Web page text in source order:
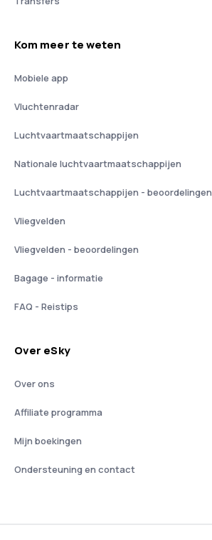
Kom meer te weten
Mobiele app
Vluchtenradar
Luchtvaartmaatschappijen
Nationale luchtvaartmaatschappijen
Luchtvaartmaatschappijen - beoordelingen
Vliegvelden
Vliegvelden - beoordelingen
Bagage - informatie
FAQ - Reistips
Over eSky
Over ons
Affiliate programma
Mijn boekingen
Ondersteuning en contact